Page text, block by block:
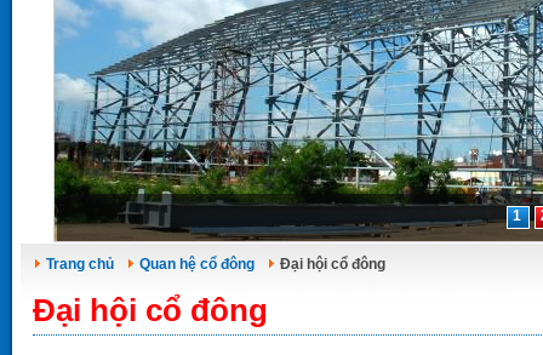
1
Trang chủ Quan hệ cổ đông Đại hội cổ đông
Đại hội cổ đông